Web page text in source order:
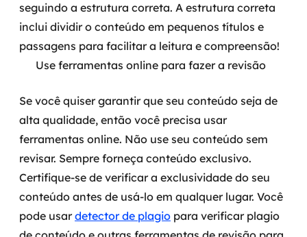
seguindo a estrutura correta. A estrutura correta
inclui dividir o conteúdo em pequenos títulos e
passagens para facilitar a leitura e compreensão!
Use ferramentas online para fazer a revisão
Se você quiser garantir que seu conteúdo seja de
alta qualidade, então você precisa usar
ferramentas online. Não use seu conteúdo sem
revisar. Sempre forneça conteúdo exclusivo.
Certifique-se de verificar a exclusividade do seu
conteúdo antes de usá-lo em qualquer lugar. Você
pode usardetector de plagio para verificar plagio